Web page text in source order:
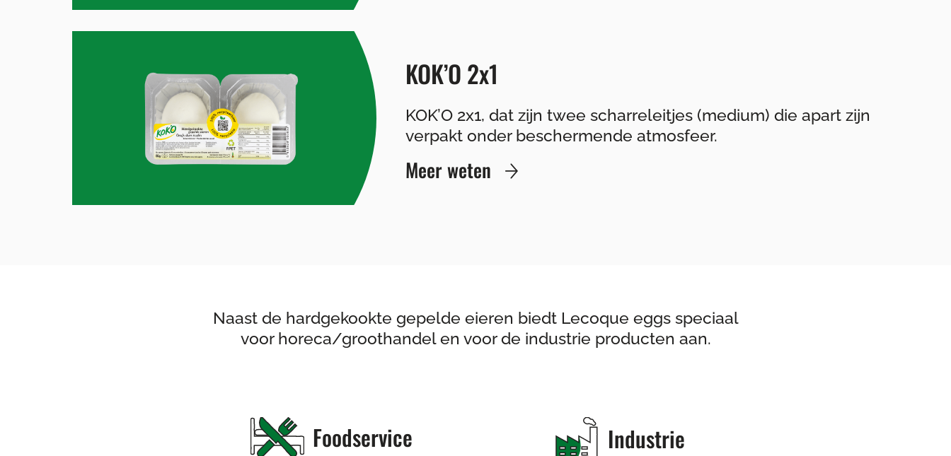
KOK’O 2x1
KOK’O 2x1, dat zijn twee scharreleitjes (medium) die apart zijn
verpakt onder beschermende atmosfeer.
Meer weten
Naast de hardgekookte gepelde eieren biedt Lecoque eggs speciaal
voor horeca/groothandel en voor de industrie producten aan.
Foodservice Industrie